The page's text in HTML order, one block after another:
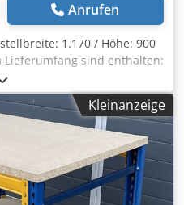
Anrufen
1.170 / Höhe: 900
Lieferumfang sind enthalten:
Materialfarbe: blau
900 mm Ständertiefe:
Fußplatten Die
Fachwerk )
gebraucht
80 x 50 mm lichte Weite:
gebraucht Ausführung:
Kleinanzeige